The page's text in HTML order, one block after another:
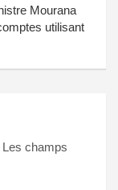
Mourana
utilisant
Les champs